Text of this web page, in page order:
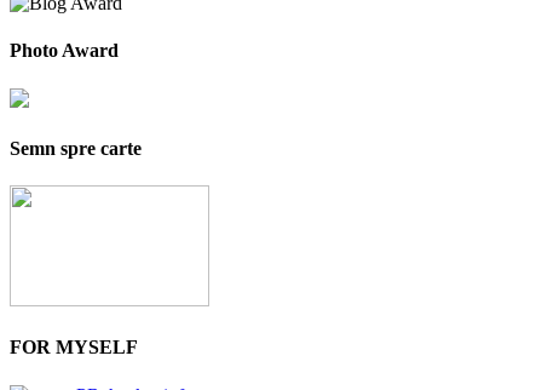
Photo Award
Semn spre carte
FOR MYSELF